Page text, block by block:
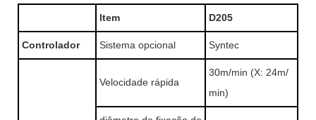
Item D205
Controlador Sistema opcional Syntec
Velocidade rápida
30m/min (X: 24m/
min)